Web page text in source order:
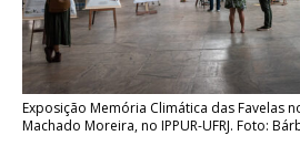
Exposição Memória Climática das Favelas
Machado Moreira, no IPPUR-UFRJ. Foto: